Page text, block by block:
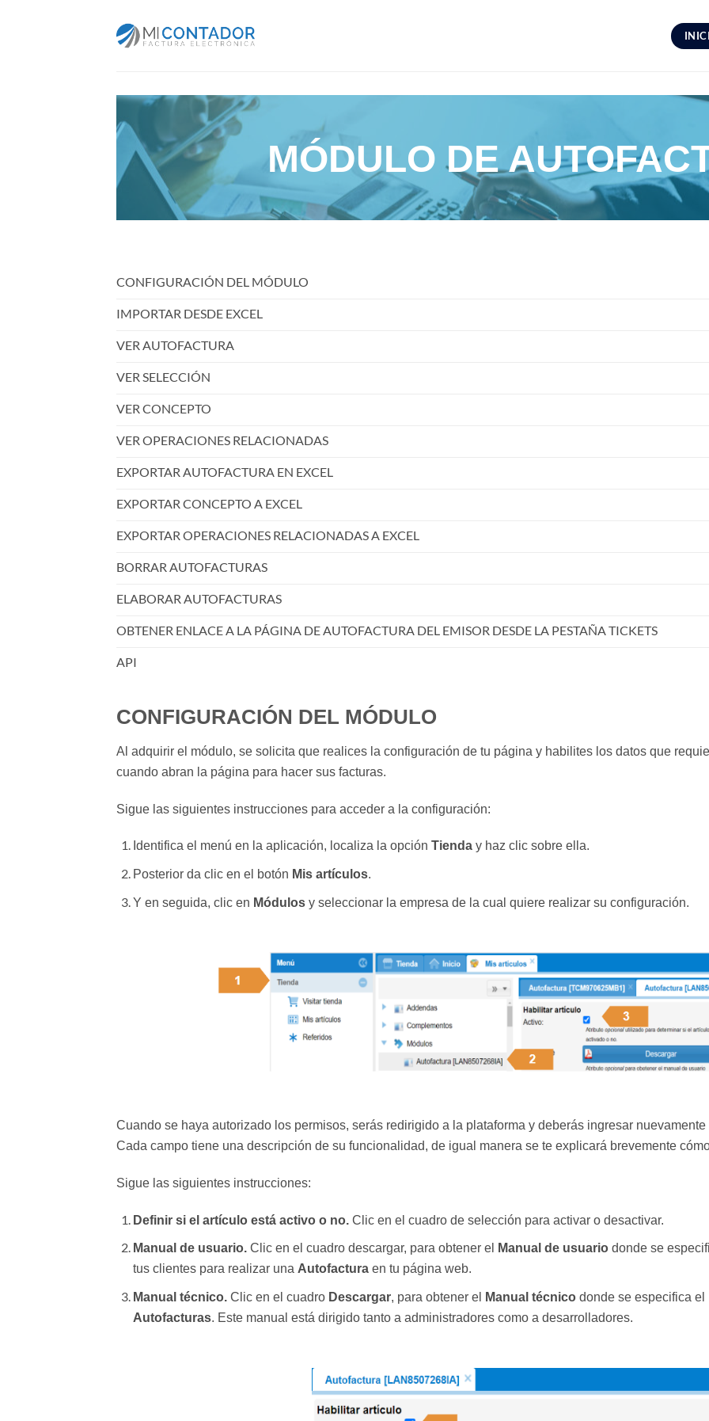
MÓDULO DE
CONFIGURACIÓN DEL MÓDULO
IMPORTAR DESDE EXCEL
VER AUTOFACTURA
VER SELECCIÓN
VER CONCEPTO
VER OPERACIONES RELACIONADAS
EXPORTAR AUTOFACTURA EN EXCEL
EXPORTAR CONCEPTO A EXCEL
EXPORTAR OPERACIONES RELACIONADAS A EXCEL
BORRAR AUTOFACTURAS
ELABORAR AUTOFACTURAS
OBTENER ENLACE A LA PÁGINA DE AUTOFACTURA DEL EMISOR DESDE LA PESTAÑA TICKETS
API
CONFIGURACIÓN DEL MÓDULO
Al adquirir el módulo, se solicita que realices la configuración de tu página y habilites los datos que
cuando abran la página para hacer sus facturas.
Sigue las siguientes instrucciones para acceder a la configuración:
Identifica el menú en la aplicación, localiza la opción Tienda y haz clic sobre ella.
Posterior da clic en el botón Mis artículos.
Y en seguida, clic en Módulosy seleccionar la empresa de la cual quiere realizar su configuración.
Cuando se haya autorizado los permisos, serás redirigido a la plataforma y deberás ingresar
Cada campo tiene una descripción de su funcionalidad, de igual manera se te explicará brevemente
Sigue las siguientes instrucciones:
Definir si el artículo está activo o no.Clic en el cuadro de selección para activar o desactivar.
Manual de usuario.Clic en el cuadro descargar, para obtener el Manual de usuariodonde se
tus clientes para realizar una Autofacturaen tu página web.
Manual técnico.Clic en el cuadro Descargar, para obtener el Manual técnicodonde se especifica el
Autofacturas. Este manual está dirigido tanto a administradores como a desarrolladores.